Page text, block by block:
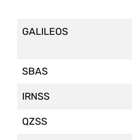
GALILEOS
SBAS
IRNSS
QZSS